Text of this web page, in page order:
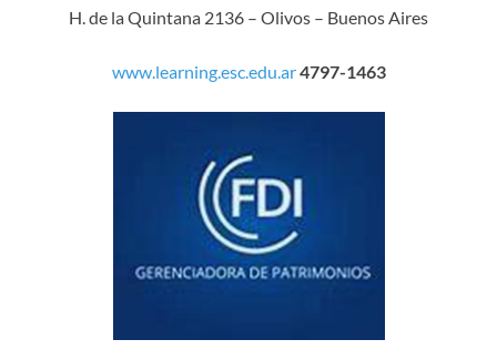
H. de la Quintana 2136 – Olivos – Buenos Aires
www.learning.esc.edu.ar4797-1463